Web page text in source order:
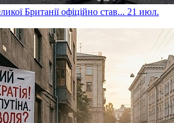
Британії офіційно став... 21 июл.